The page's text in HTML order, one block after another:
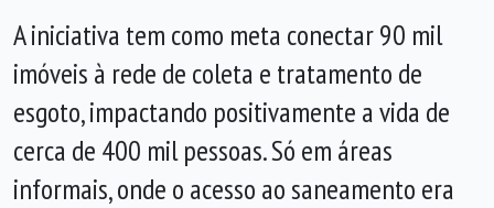
A iniciativa tem como meta conectar 90 mil
imóveis à rede de coleta e tratamento de
esgoto, impactando positivamente a vida de
cerca de 400 mil pessoas. Só em áreas
informais, onde o acesso ao saneamento era